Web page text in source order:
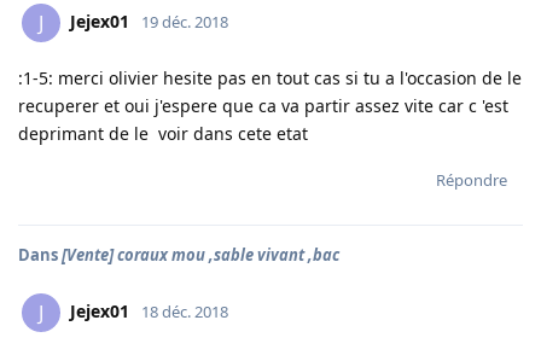
J Jejex01 19 déc. 2018
:1-5: merci olivier hesite pas en tout cas si tu a l'occasion de le
recuperer et oui j'espere que ca va partir assez vite car c 'est
deprimant de le voir dans cete etat
Répondre
Dans[Vente] coraux mou ,sable vivant ,bac
J Jejex01 18 déc. 2018